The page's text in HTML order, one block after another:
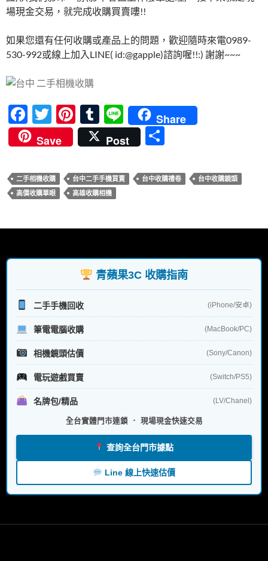
場現金交易，就完成收購買賣嘍!!
如果您還有任何收購或產品上的問題，歡迎隨時來電0989-
530-992或線上加入LINE( id:@gapple)諮詢喔!!:) 謝謝~~~
F
ac
e
b
o
k
T
w
itt
er
Pi
nt
er
es
t
T
u
m
bl
r
Li
n
e
Share
Save
Post
二手相機收購 台中二手手機買賣 台中收購禮卷
台中收購鏡頭
高價收購單眼
高雄收購相機
青蘋果3C 收購指南
二手手機回收 (iPhone/安卓)
筆電電腦收購 (MacBook/PC)
相機鏡頭估價 (Sony/Canon)
電玩遊戲買賣 (Switch/PS5)
名牌包/精品 (LV/Chanel)
全台實體門市連鎖 ． 現場現金快速交易
查詢全台門市據點
Line 線上快速估價